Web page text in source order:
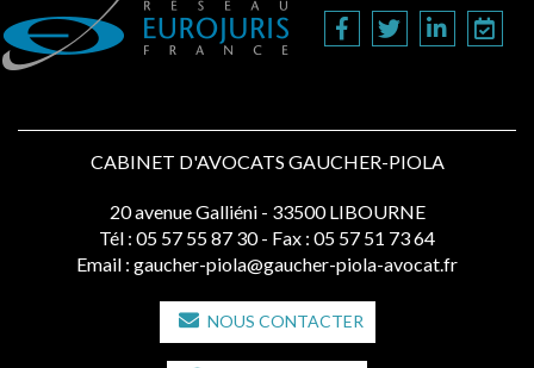
CABINET D'AVOCATS GAUCHER-PIOLA
20 avenue Galliéni - 33500 LIBOURNE
Tél : 05 57 55 87 30 - Fax : 05 57 51 73 64
Email : gaucher-piola@gaucher-piola-avocat.fr
NOUS CONTACTER